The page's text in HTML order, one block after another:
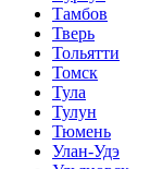
Тамбов
Тверь
Тольятти
Томск
Тула
Тулун
Тюмень
Улан-Удэ